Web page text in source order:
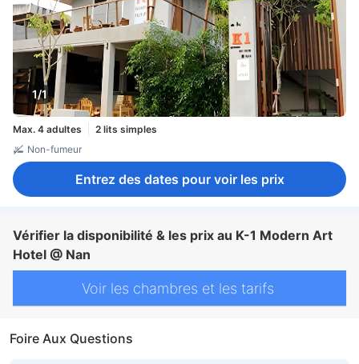
1/1
Max. 4 adultes
2 lits simples
Non-fumeur
Entrez des dates pour voir les prix
Vérifier la disponibilité & les prix au K-1 Modern Art
Hotel @ Nan
Voir les chambres et les tarifs
Foire Aux Questions